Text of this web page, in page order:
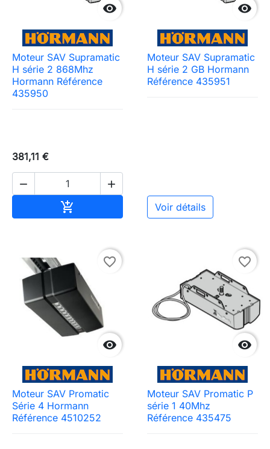

Moteur SAV Supramatic
H série 2 868Mhz
Hormann Référence
435950
381,11 €
 


Moteur SAV Supramatic
H série 2 GB Hormann
Référence 435951
Voir détails

favorite_border
Moteur SAV Promatic
Série 4 Hormann
Référence 4510252

favorite_border
Moteur SAV Promatic P
série 1 40Mhz
Référence 435475